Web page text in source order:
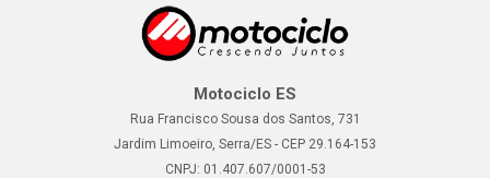
Motociclo ES
Rua Francisco Sousa dos Santos, 731
Jardim Limoeiro, Serra/ES - CEP 29.164-153
CNPJ: 01.407.607/0001-53